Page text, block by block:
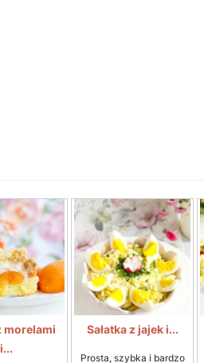
morelami
i...
Sałatka z jajek i...
Prosta, szybka i bardzo